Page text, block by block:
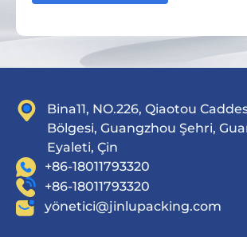
Bina11, NO.226, Qiaotou
Bölgesi, Guangzhou Şehri,
Eyaleti, Çin
+86-18011793320
+86-18011793320
yönetici@jinlupacking.com